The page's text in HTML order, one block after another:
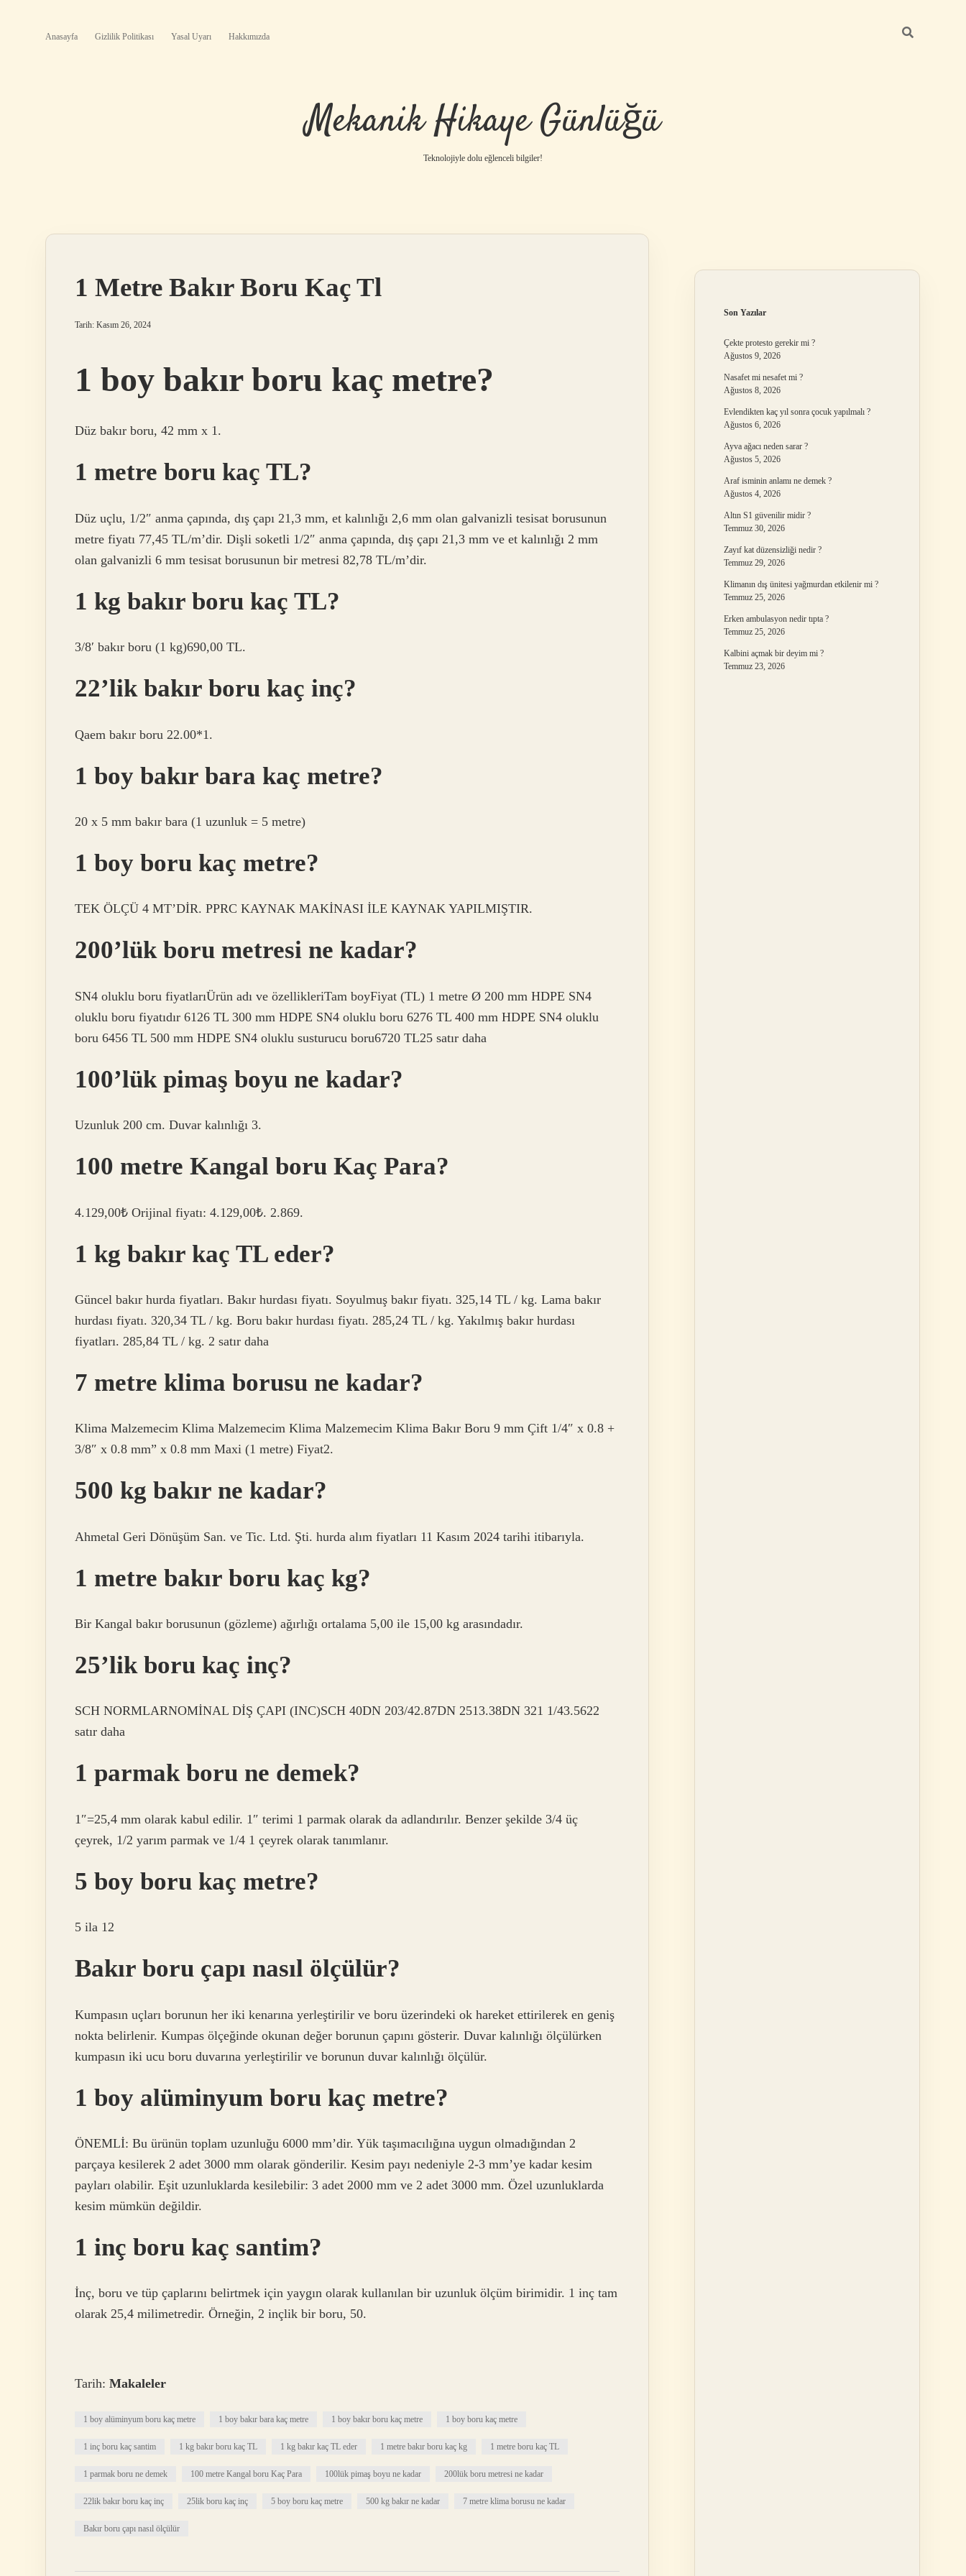
Anasayfa Gizlilik Politikası Yasal Uyarı Hakkımızda
Mekanik Hikaye Günlüğü
Teknolojiyle dolu eğlenceli bilgiler!
1 Metre Bakır Boru Kaç Tl
Tarih: Kasım 26, 2024
1 boy bakır boru kaç metre?
Düz bakır boru, 42 mm x 1.
1 metre boru kaç TL?
Düz uçlu, 1/2″ anma çapında, dış çapı 21,3 mm, et kalınlığı 2,6 mm olan galvanizli tesisat borusunun
metre fiyatı 77,45 TL/m’dir. Dişli soketli 1/2″ anma çapında, dış çapı 21,3 mm ve et kalınlığı 2 mm
olan galvanizli 6 mm tesisat borusunun bir metresi 82,78 TL/m’dir.
1 kg bakır boru kaç TL?
3/8′ bakır boru (1 kg)690,00 TL.
22’lik bakır boru kaç inç?
Qaem bakır boru 22.00*1.
1 boy bakır bara kaç metre?
20 x 5 mm bakır bara (1 uzunluk = 5 metre)
1 boy boru kaç metre?
TEK ÖLÇÜ 4 MT’DİR. PPRC KAYNAK MAKİNASI İLE KAYNAK YAPILMIŞTIR.
200’lük boru metresi ne kadar?
SN4 oluklu boru fiyatlarıÜrün adı ve özellikleriTam boyFiyat (TL) 1 metre Ø 200 mm HDPE SN4
oluklu boru fiyatıdır 6126 TL 300 mm HDPE SN4 oluklu boru 6276 TL 400 mm HDPE SN4 oluklu
boru 6456 TL 500 mm HDPE SN4 oluklu susturucu boru6720 TL25 satır daha
100’lük pimaş boyu ne kadar?
Uzunluk 200 cm. Duvar kalınlığı 3.
100 metre Kangal boru Kaç Para?
4.129,00₺ Orijinal fiyatı: 4.129,00₺. 2.869.
1 kg bakır kaç TL eder?
Güncel bakır hurda fiyatları. Bakır hurdası fiyatı. Soyulmuş bakır fiyatı. 325,14 TL / kg. Lama bakır
hurdası fiyatı. 320,34 TL / kg. Boru bakır hurdası fiyatı. 285,24 TL / kg. Yakılmış bakır hurdası
fiyatları. 285,84 TL / kg. 2 satır daha
7 metre klima borusu ne kadar?
Klima Malzemecim Klima Malzemecim Klima Malzemecim Klima Bakır Boru 9 mm Çift 1/4″ x 0.8 +
3/8″ x 0.8 mm” x 0.8 mm Maxi (1 metre) Fiyat2.
500 kg bakır ne kadar?
Ahmetal Geri Dönüşüm San. ve Tic. Ltd. Şti. hurda alım fiyatları 11 Kasım 2024 tarihi itibarıyla.
1 metre bakır boru kaç kg?
Bir Kangal bakır borusunun (gözleme) ağırlığı ortalama 5,00 ile 15,00 kg arasındadır.
25’lik boru kaç inç?
SCH NORMLARNOMİNAL DİŞ ÇAPI (INC)SCH 40DN 203/42.87DN 2513.38DN 321 1/43.5622
satır daha
1 parmak boru ne demek?
1″=25,4 mm olarak kabul edilir. 1″ terimi 1 parmak olarak da adlandırılır. Benzer şekilde 3/4 üç
çeyrek, 1/2 yarım parmak ve 1/4 1 çeyrek olarak tanımlanır.
5 boy boru kaç metre?
5 ila 12
Bakır boru çapı nasıl ölçülür?
Kumpasın uçları borunun her iki kenarına yerleştirilir ve boru üzerindeki ok hareket ettirilerek en geniş
nokta belirlenir. Kumpas ölçeğinde okunan değer borunun çapını gösterir. Duvar kalınlığı ölçülürken
kumpasın iki ucu boru duvarına yerleştirilir ve borunun duvar kalınlığı ölçülür.
1 boy alüminyum boru kaç metre?
ÖNEMLİ: Bu ürünün toplam uzunluğu 6000 mm’dir. Yük taşımacılığına uygun olmadığından 2
parçaya kesilerek 2 adet 3000 mm olarak gönderilir. Kesim payı nedeniyle 2-3 mm’ye kadar kesim
payları olabilir. Eşit uzunluklarda kesilebilir: 3 adet 2000 mm ve 2 adet 3000 mm. Özel uzunluklarda
kesim mümkün değildir.
1 inç boru kaç santim?
İnç, boru ve tüp çaplarını belirtmek için yaygın olarak kullanılan bir uzunluk ölçüm birimidir. 1 inç tam
olarak 25,4 milimetredir. Örneğin, 2 inçlik bir boru, 50.
Tarih: Makaleler
1 boy alüminyum boru kaç metre 1 boy bakır bara kaç metre 1 boy bakır boru kaç metre 1 boy boru kaç metre
1 inç boru kaç santim 1 kg bakır boru kaç TL 1 kg bakır kaç TL eder 1 metre bakır boru kaç kg 1 metre boru kaç TL
1 parmak boru ne demek 100 metre Kangal boru Kaç Para 100lük pimaş boyu ne kadar 200lük boru metresi ne kadar
22lik bakır boru kaç inç 25lik boru kaç inç 5 boy boru kaç metre 500 kg bakır ne kadar 7 metre klima borusu ne kadar
Bakır boru çapı nasıl ölçülür
Son Yazılar
Çekte protesto gerekir mi ?
Ağustos 9, 2026
Nasafet mi nesafet mi ?
Ağustos 8, 2026
Evlendikten kaç yıl sonra çocuk yapılmalı ?
Ağustos 6, 2026
Ayva ağacı neden sarar ?
Ağustos 5, 2026
Araf isminin anlamı ne demek ?
Ağustos 4, 2026
Altın S1 güvenilir midir ?
Temmuz 30, 2026
Zayıf kat düzensizliği nedir ?
Temmuz 29, 2026
Klimanın dış ünitesi yağmurdan etkilenir mi ?
Temmuz 25, 2026
Erken ambulasyon nedir tıpta ?
Temmuz 25, 2026
Kalbini açmak bir deyim mi ?
Temmuz 23, 2026